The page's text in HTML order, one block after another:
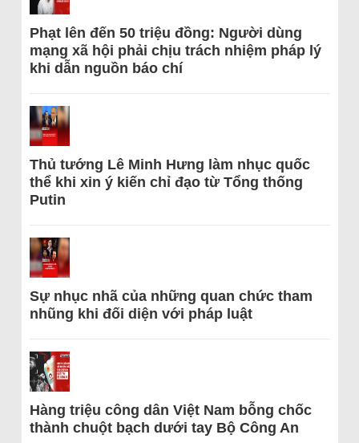
Phạt lên đến 50 triệu đồng: Người dùng
mạng xã hội phải chịu trách nhiệm pháp lý
khi dẫn nguồn báo chí
Thủ tướng Lê Minh Hưng làm nhục quốc
thể khi xin ý kiến chỉ đạo từ Tổng thống
Putin
Sự nhục nhã của những quan chức tham
nhũng khi đối diện với pháp luật
Hàng triệu công dân Việt Nam bỗng chốc
thành chuột bạch dưới tay Bộ Công An